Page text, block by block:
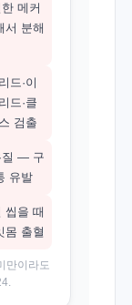
메커
서 분해
드·이
드·클
검출
질 — 구
유발
씹을 때
몸 출혈
만이라도